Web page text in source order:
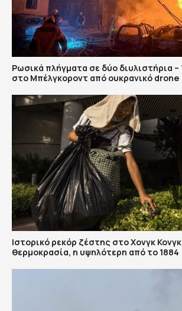
Ρωσικά πλήγματα σε δύο διυλιστήρια –
στο Μπέλγκοροντ από ουκρανικό drone
Ιστορικό ρεκόρ ζέστης στο Χονγκ
θερμοκρασία, η υψηλότερη από το 1884